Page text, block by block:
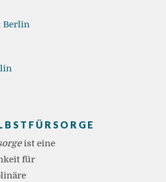
Berlin
ist eine
für